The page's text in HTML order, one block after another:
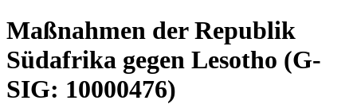
Maßnahmen der Republik
Südafrika gegen Lesotho (G-
SIG: 10000476)